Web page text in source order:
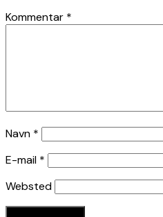
Kommentar *
Navn *
E-mail *
Websted